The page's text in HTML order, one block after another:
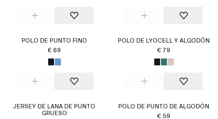
POLO DE PUNTO FINO
€ 69
POLO DE LYOCELL Y ALGODÓN
€ 79
JERSEY DE LANA DE PUNTO
GRUESO
POLO DE PUNTO DE ALGODÓN
€ 59